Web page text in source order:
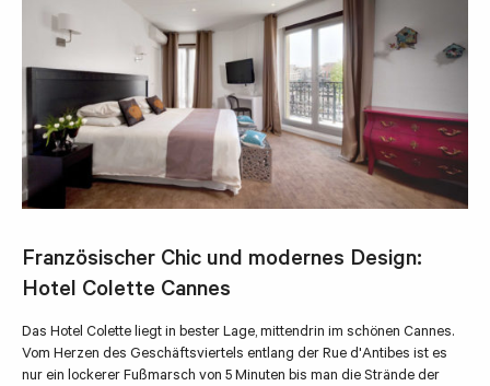
Französischer Chic und modernes Design:
Hotel Colette Cannes
Das Hotel Colette liegt in bester Lage, mittendrin im schönen Cannes.
Vom Herzen des Geschäftsviertels entlang der Rue d'Antibes ist es
nur ein lockerer Fußmarsch von 5 Minuten bis man die Strände der